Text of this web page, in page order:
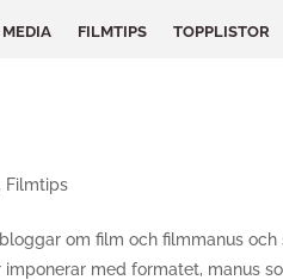
FILMTIPS TOPPLISTOR
Filmtips
om film och filmmanus
med formatet, manus